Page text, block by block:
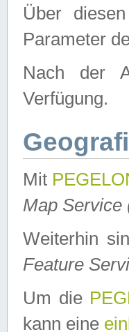
Über diesen
Parameter
Nach der
Verfügung.
Mit
Map Service
Weiterhin
Feature
Um die
kann eine